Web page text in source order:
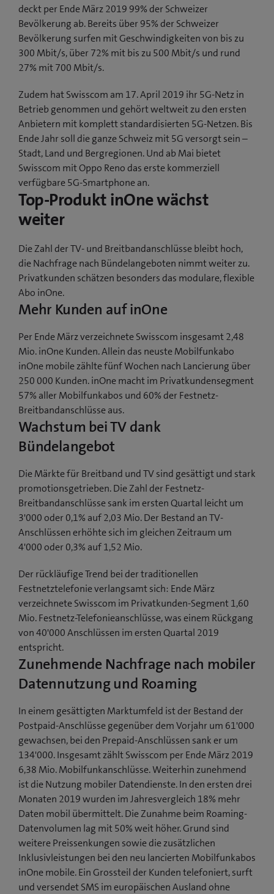
deckt per Ende März 2019 99% der Schweizer
Bevölkerung ab. Bereits über 95% der Schweizer
Bevölkerung surfen mit Geschwindigkeiten von bis zu
300 Mbit/s, über 72% mit bis zu 500 Mbit/s und rund
27% mit 700 Mbit/s.
Zudem hat Swisscom am 17. April 2019 ihr 5G-Netz in
Betrieb genommen und gehört weltweit zu den ersten
Anbietern mit komplett standardisierten 5G-Netzen. Bis
Ende Jahr soll die ganze Schweiz mit 5G versorgt sein –
Stadt, Land und Bergregionen. Und ab Mai bietet
Swisscom mit Oppo Reno das erste kommerziell
verfügbare 5G-Smartphone an.
Top-Produkt inOne wächst
weiter
Die Zahl der TV- und Breitbandanschlüsse bleibt hoch,
die Nachfrage nach Bündelangeboten nimmt weiter zu.
Privatkunden schätzen besonders das modulare, flexible
Abo inOne.
Mehr Kunden auf inOne
Per Ende März verzeichnete Swisscom insgesamt 2,48
Mio. inOne Kunden. Allein das neuste Mobilfunkabo
inOne mobile zählte fünf Wochen nach Lancierung über
250 000 Kunden. inOne macht im Privatkundensegment
57% aller Mobilfunkabos und 60% der Festnetz-
Breitbandanschlüsse aus.
Wachstum bei TV dank
Bündelangebot
Die Märkte für Breitband und TV sind gesättigt und stark
promotionsgetrieben. Die Zahl der Festnetz-
Breitbandanschlüsse sank im ersten Quartal leicht um
3'000 oder 0,1% auf 2,03 Mio. Der Bestand an TV-
Anschlüssen erhöhte sich im gleichen Zeitraum um
4'000 oder 0,3% auf 1,52 Mio.
Der rückläufige Trend bei der traditionellen
Festnetztelefonie verlangsamt sich: Ende März
verzeichnete Swisscom im Privatkunden-Segment 1,60
Mio. Festnetz-Telefonieanschlüsse, was einem Rückgang
von 40'000 Anschlüssen im ersten Quartal 2019
entspricht.
Zunehmende Nachfrage nach mobiler
Datennutzung und Roaming
In einem gesättigten Marktumfeld ist der Bestand der
Postpaid-Anschlüsse gegenüber dem Vorjahr um 61'000
gewachsen, bei den Prepaid-Anschlüssen sank er um
134'000. Insgesamt zählt Swisscom per Ende März 2019
6,38 Mio. Mobilfunkanschlüsse. Weiterhin zunehmend
ist die Nutzung mobiler Datendienste. In den ersten drei
Monaten 2019 wurden im Jahresvergleich 18% mehr
Daten mobil übermittelt. Die Zunahme beim Roaming-
Datenvolumen lag mit 50% weit höher. Grund sind
weitere Preissenkungen sowie die zusätzlichen
Inklusivleistungen bei den neu lancierten Mobilfunkabos
inOne mobile. Ein Grossteil der Kunden telefoniert, surft
und versendet SMS im europäischen Ausland ohne